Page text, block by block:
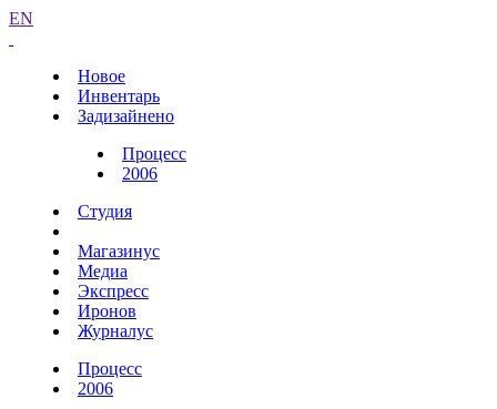
EN
Новое
Инвентарь
Задизайнено
Процесс
2006
Студия
Магазинус
Медиа
Экспресс
Иронов
Журналус
Процесс
2006